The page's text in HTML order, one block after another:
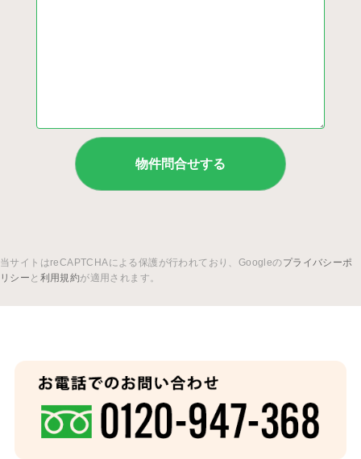
当サイトはreCAPTCHAによる保護が行われており、Googleのプライバシーポ
リシー と 利用規約が適用されます。